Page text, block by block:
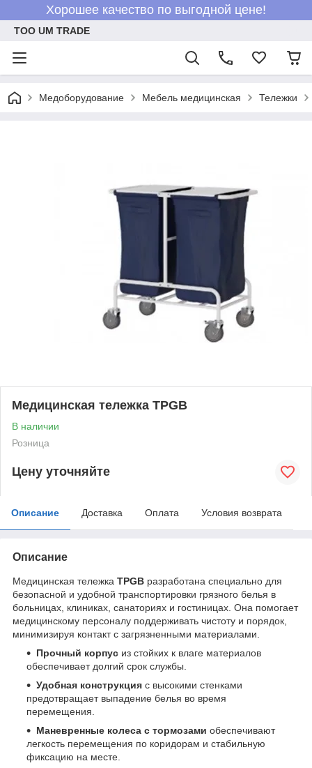
Хорошее качество по выгодной цене!
ТОО UM TRADE
Медоборудование Мебель медицинская Тележки
Медицинская тележка TPGB
В наличии
Розница
Цену уточняйте
Описание Доставка Оплата Условия возврата
Описание
Медицинская тележка TPGB разработана специально для
безопасной и удобной транспортировки грязного белья в
больницах, клиниках, санаториях и гостиницах. Она помогает
медицинскому персоналу поддерживать чистоту и порядок,
минимизируя контакт с загрязненными материалами.
Прочный корпус из стойких к влаге материалов
обеспечивает долгий срок службы.
Удобная конструкция с высокими стенками
предотвращает выпадение белья во время
перемещения.
Маневренные колеса с тормозами обеспечивают
легкость перемещения по коридорам и стабильную
фиксацию на месте.